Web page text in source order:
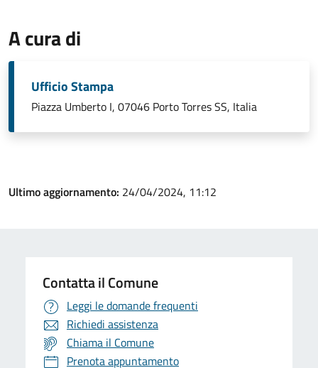
A cura di
Ufficio Stampa
Piazza Umberto I, 07046 Porto Torres SS, Italia
Ultimo aggiornamento: 24/04/2024, 11:12
Contatta il Comune
Leggi le domande frequenti
Richiedi assistenza
Chiama il Comune
Prenota appuntamento